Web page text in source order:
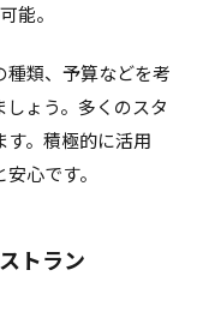
能。
種類、予算などを考
ょう。多くのスタ
。積極的に活用
心です。
トラン